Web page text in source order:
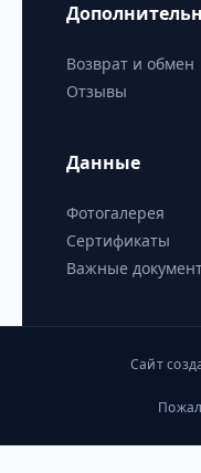
Возврат и обмен
Отзывы
Данные
Фотогалерея
Сертификаты
Важные
Сайт